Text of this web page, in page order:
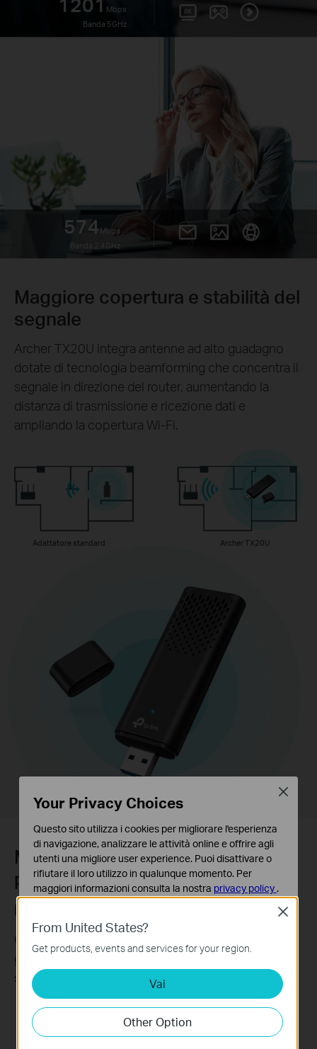
Mbps
Banda 5GHz
574 Mbps
Banda 2.4GHz
Maggiore copertura e stabilità del
segnale
Archer TX20U integra antenne ad alto guadagno
dotate di tecnologia beamforming che concentra il
segnale in direzione del router, aumentando la
distanza di trasmissione e ricezione dati e
ampliando la copertura Wi-Fi.
Adattatore standard Archer TX20U
Maggiore efficienza per una rete
priva di lag e buffering
MU-MIMO
Goditi streaming fluidi e sessioni di gioco reattive
grazie a una rete in grado di gestire
simultaneamente più stream dati.
From United States?
Get products, events and services for your region.
Vai
Other Option
Close
Your Privacy Choices
Questo sito utilizza i cookies per migliorare l'esperienza
di navigazione, analizzare le attività online e offrire agli
utenti una migliore user experience. Puoi disattivare o
rifiutare il loro utilizzo in qualunque momento. Per
maggiori informazioni consulta la nostra privacy policy .
Questi cookies sono necessari per il corretto
funzionamento del sito e non possono essere disattivati
nel tuo sistema.
Analytics e Marketing Cookies
I cookies analitici ci permettono di analizzare le tue
attività sul nostro sito allo scopo di migliorarne le
funzionalità.
Close